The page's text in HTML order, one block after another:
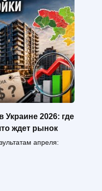
Украине 2026: где
ждет рынок
апреля: